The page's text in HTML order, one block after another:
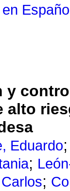
y
alto
Eduardo
;
;